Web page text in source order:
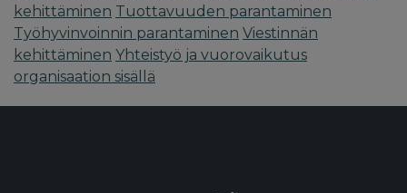
kehittäminen Tuottavuuden parantaminen
Työhyvinvoinnin parantaminen Viestinnän
kehittäminen Yhteistyö ja vuorovaikutus
organisaation sisällä